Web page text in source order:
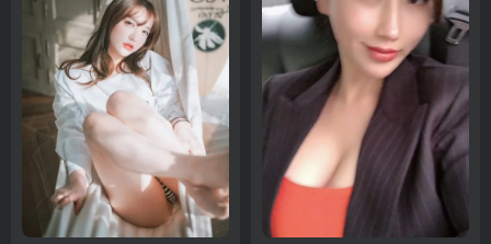
[YITUYU艺图语]2026.01.17 公园里 欣欣[22P／312MB]
[7.14]
[YITUYU艺图语]2026.01.20 黄衫与红衫共舞[23P／483MB]
[YITUYU艺图语]2026.01.20 山涧[23P／196MB]
[YITUYU艺图语]2026.01.19 老街版速度与激情 泡泡多喝水[46P／
733MB]
[YITUYU艺图语]2026.01.19 属于我们的秋天[45P／151MB]